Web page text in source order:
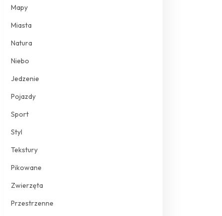
Mapy
Miasta
Natura
Niebo
Jedzenie
Pojazdy
Sport
Styl
Tekstury
Pikowane
Zwierzęta
Przestrzenne